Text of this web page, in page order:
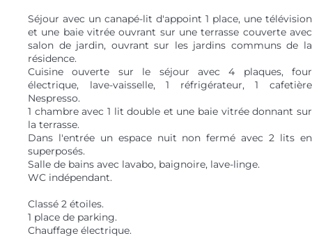
Séjour avec un canapé-lit d'appoint 1 place, une télévision
et une baie vitrée ouvrant sur une terrasse couverte avec
salon de jardin, ouvrant sur les jardins communs de la
résidence.
Cuisine ouverte sur le séjour avec 4 plaques, four
électrique, lave-vaisselle, 1 réfrigérateur, 1 cafetière
Nespresso.
1 chambre avec 1 lit double et une baie vitrée donnant sur
la terrasse.
Dans l'entrée un espace nuit non fermé avec 2 lits en
superposés.
Salle de bains avec lavabo, baignoire, lave-linge.
WC indépendant.
Classé 2 étoiles.
1 place de parking.
Chauffage électrique.